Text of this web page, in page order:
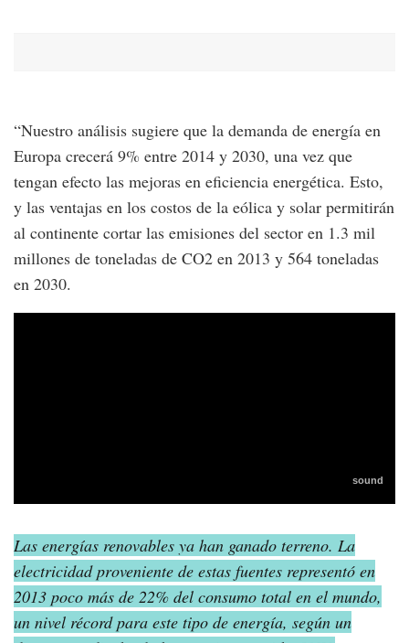
“Nuestro análisis sugiere que la demanda de energía en
Europa crecerá 9% entre 2014 y 2030, una vez que
tengan efecto las mejoras en eficiencia energética. Esto,
y las ventajas en los costos de la eólica y solar permitirán
al continente cortar las emisiones del sector en 1.3 mil
millones de toneladas de CO2 en 2013 y 564 toneladas
en 2030.
Las energías renovables ya han ganado terreno. La
electricidad proveniente de estas fuentes representó en
2013 poco más de 22% del consumo total en el mundo,
un nivel récord para este tipo de energía, según un